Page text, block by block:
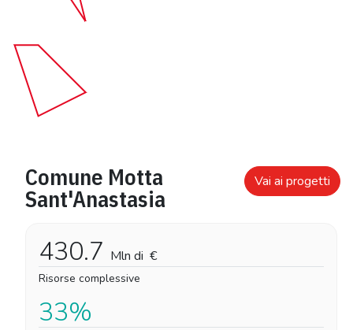
Comune Motta
Sant'Anastasia
Vai ai progetti
430.7 Mln di €
Risorse complessive
33%